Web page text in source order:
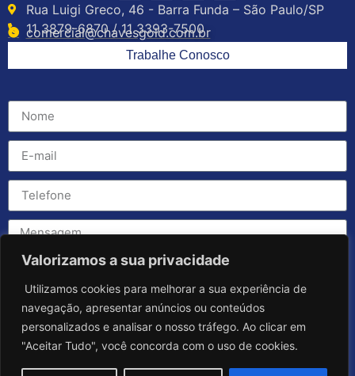
Valorizamos a sua privacidade
Utilizamos cookies para melhorar a sua experiência de
navegação, apresentar anúncios ou conteúdos
personalizados e analisar o nosso tráfego. Ao clicar em
"Aceitar Tudo", você concorda com o uso de cookies.
Rua Luigi Greco, 46 - Barra Funda – São Paulo/SP
11 3879-6870 / 11 3393-7500
comercial@chavesgold.com.br
Trabalhe Conosco